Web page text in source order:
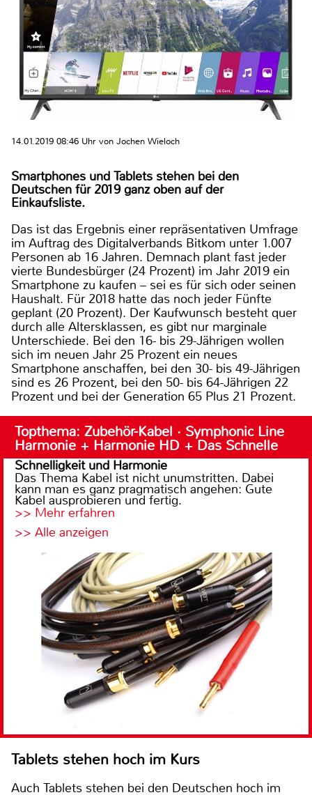
14.01.2019 08:46 Uhr von Jochen Wieloch
Smartphones und Tablets stehen bei den
Deutschen für 2019 ganz oben auf der
Einkaufsliste.
Das ist das Ergebnis einer repräsentativen Umfrage
im Auftrag des Digitalverbands Bitkom unter 1.007
Personen ab 16 Jahren. Demnach plant fast jeder
vierte Bundesbürger (24 Prozent) im Jahr 2019 ein
Smartphone zu kaufen – sei es für sich oder seinen
Haushalt. Für 2018 hatte das noch jeder Fünfte
geplant (20 Prozent). Der Kaufwunsch besteht quer
durch alle Altersklassen, es gibt nur marginale
Unterschiede. Bei den 16- bis 29-Jährigen wollen
sich im neuen Jahr 25 Prozent ein neues
Smartphone anschaffen, bei den 30- bis 49-Jährigen
sind es 26 Prozent, bei den 50- bis 64-Jährigen 22
Prozent und bei der Generation 65 Plus 21 Prozent.
Topthema: Zubehör-Kabel · Symphonic Line
Harmonie + Harmonie HD + Das Schnelle
Schnelligkeit und Harmonie
Das Thema Kabel ist nicht unumstritten. Dabei
kann man es ganz pragmatisch angehen: Gute
Kabel ausprobieren und fertig.
>> Mehr erfahren
>> Alle anzeigen
Tablets stehen hoch im Kurs
Auch Tablets stehen bei den Deutschen hoch im